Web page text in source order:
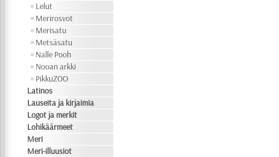
Lelut
Merirosvot
Merisatu
Metsäsatu
Nalle Pooh
Nooan arkki
PikkuZOO
Latinos
Lauseita ja kirjaimia
Logot ja merkit
Lohikäärmeet
Meri
Meri-illuusiot